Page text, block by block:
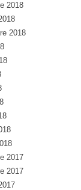
2018
2018
2017
2017